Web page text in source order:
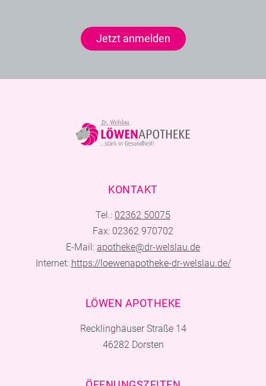
Jetzt anmelden
KONTAKT
Tel.: 02362 50075
Fax: 02362 970702
E-Mail: apotheke@dr-welslau.de
Internet: https://loewenapotheke-dr-welslau.de/
LÖWEN APOTHEKE
Recklinghäuser Straße 14
46282 Dorsten